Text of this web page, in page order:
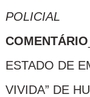
POLICIAL
COMENTÁRIO
ESTADO DE
VIVIDA” DE